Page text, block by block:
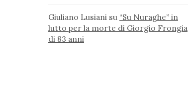
Giuliano Lusiani su “Su Nuraghe” in
lutto per la morte di Giorgio Frongia
di 83 anni